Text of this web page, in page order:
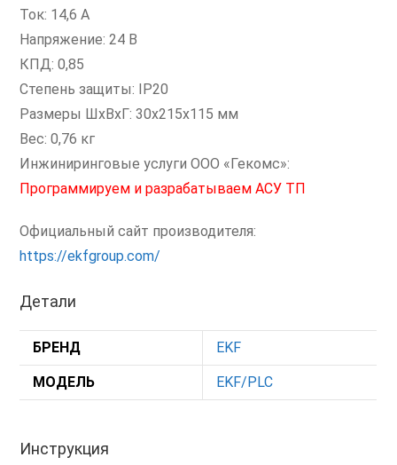
Ток: 14,6 А
Напряжение: 24 В
КПД: 0,85
Степень защиты: IP20
Размеры ШxВxГ: 30x215x115 мм
Вес: 0,76 кг
Инжиниринговые услуги ООО «Гекомс»:
Программируем и разрабатываем АСУ ТП
Официальный сайт производителя:
https://ekfgroup.com/
Детали
БРЕНД EKF
МОДЕЛЬ EKF/PLC
Инструкция